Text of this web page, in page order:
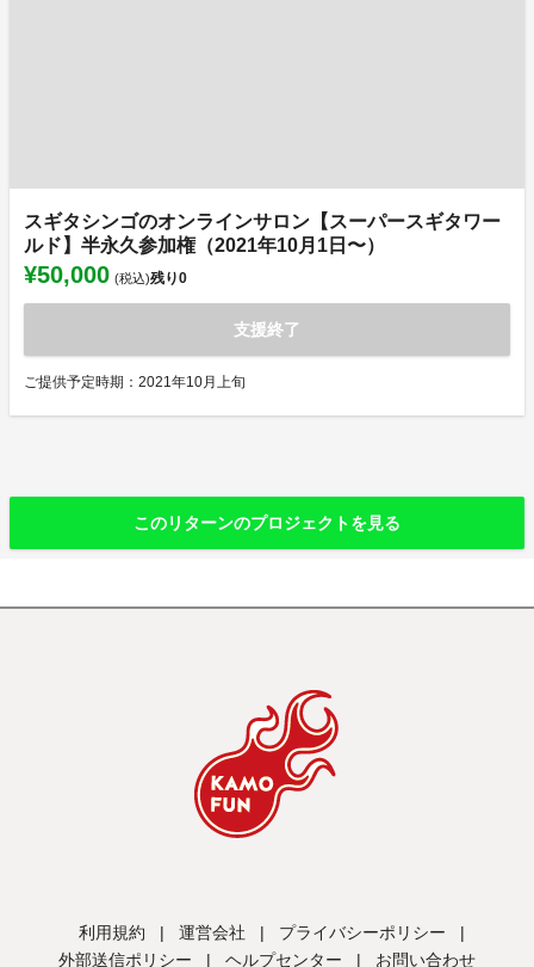
スギタシンゴのオンラインサロン【スーパースギタワー
ルド】半永久参加権（2021年10月1日〜）
¥50,000 (税込)残り0
支援終了
ご提供予定時期：2021年10月上旬
このリターンのプロジェクトを見る
利用規約 | 運営会社 | プライバシーポリシー
|
外部送信ポリシー
| ヘルプセンター | お問い合わせ